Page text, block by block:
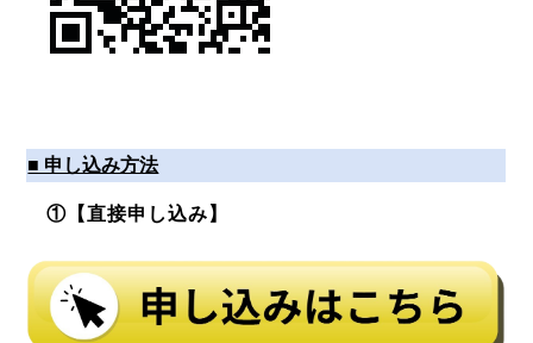
■ 申し込み方法
① 【直接申し込み】